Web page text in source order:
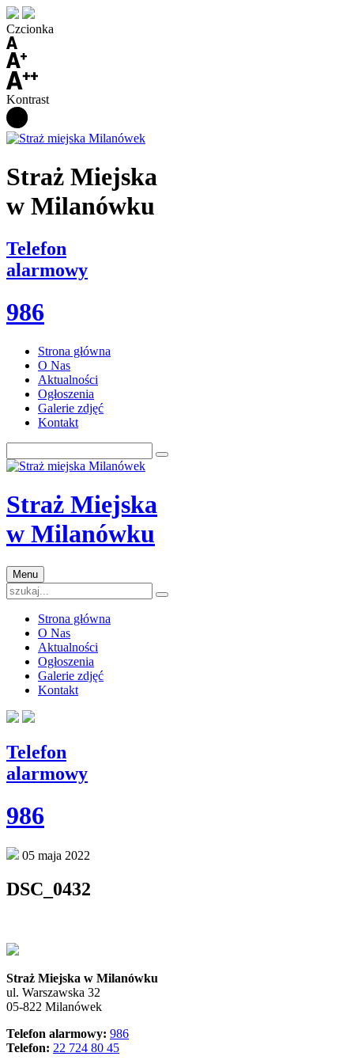
Czcionka
Kontrast
Straż Miejska
w Milanówku
Telefon
alarmowy
986
Strona główna
O Nas
Aktualności
Ogłoszenia
Galerie zdjęć
Kontakt
Straż Miejska
w Milanówku
Menu
Strona główna
O Nas
Aktualności
Ogłoszenia
Galerie zdjęć
Kontakt
Telefon
alarmowy
986
05 maja 2022
DSC_0432
Straż Miejska w Milanówku
ul. Warszawska 32
05-822 Milanówek
Telefon alarmowy: 986
Telefon: 22 724 80 45